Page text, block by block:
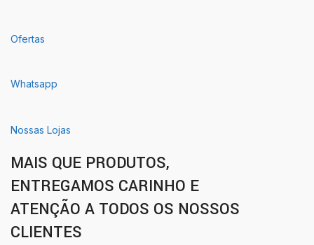
Ofertas
Whatsapp
Nossas Lojas
MAIS QUE PRODUTOS,
ENTREGAMOS CARINHO E
ATENÇÃO A TODOS OS NOSSOS
CLIENTES